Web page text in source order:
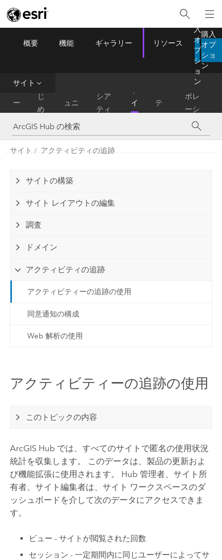
ArcGIS Hub
概要 機能 ギャラリー リソース
入
オ
プ
シ
ョ
ン
購入
オプ
ショ
ン
サイト
ー
ム
は
じ
め
に
ュニ
ティ
シア
ティ
イ
ト
テ
ン
コラ
ボレ
ーシ
ョン
サイト アクティビティの追跡
サイトの構築
サイト レイアウトの編集
調査
ドメイン
アクティビティの追跡
アクティビティーの追跡の使用
同意通知の構成
Web 解析の使用
アクティビティーの追跡の使用
このトピックの内容
ArcGIS Hub では、すべてのサイトで匿名の使用状況
統計を収集します。 このデータは、製品の更新およ
び機能拡張に使用されます。 Hub 管理者、サイト所
有者、サイト編集者は、サイト ワークスペースのダ
ッシュボードを介して次のデータにアクセスできま
す。
ビュー - サイトが閲覧された回数
セッション - 一定期間内に同じユーザーによってサ